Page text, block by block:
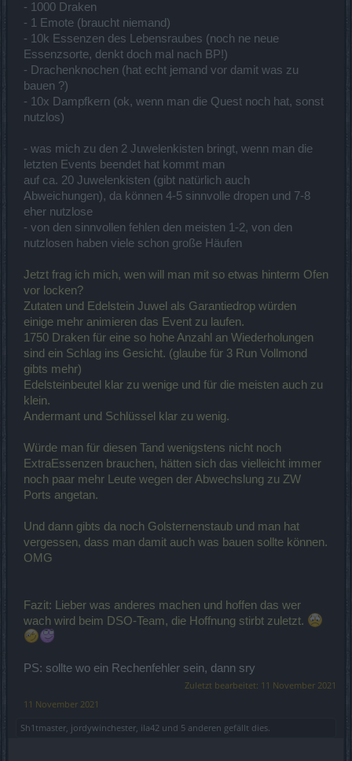
- 1000 Draken
- 1 Emote (braucht niemand)
- 10k Essenzen des Lebensraubes (noch ne neue
Essenzsorte, denkt doch mal nach BP!)
- Drachenknochen (hat echt jemand vor damit was zu
bauen ?)
- 10x Dampfkern (ok, wenn man die Quest noch hat, sonst
nutzlos)
- was mich zu den 2 Juwelenkisten bringt, wenn man die
letzten Events beendet hat kommt man
auf ca. 20 Juwelenkisten (gibt natürlich auch
Abweichungen), da können 4-5 sinnvolle dropen und 7-8
eher nutzlose
- von den sinnvollen fehlen den meisten 1-2, von den
nutzlosen haben viele schon große Häufen
Jetzt frag ich mich, wen will man mit so etwas hinterm Ofen
vor locken?
Zutaten und Edelstein Juwel als Garantiedrop würden
einige mehr animieren das Event zu laufen.
1750 Draken für eine so hohe Anzahl an Wiederholungen
sind ein Schlag ins Gesicht. (glaube für 3 Run Vollmond
gibts mehr)
Edelsteinbeutel klar zu wenige und für die meisten auch zu
klein.
Andermant und Schlüssel klar zu wenig.
Würde man für diesen Tand wenigstens nicht noch
ExtraEssenzen brauchen, hätten sich das vielleicht immer
noch paar mehr Leute wegen der Abwechslung zu ZW
Ports angetan.
Und dann gibts da noch Golsternenstaub und man hat
vergessen, dass man damit auch was bauen sollte können.
OMG
Fazit: Lieber was anderes machen und hoffen das wer
wach wird beim DSO-Team, die Hoffnung stirbt zuletzt.
PS: sollte wo ein Rechenfehler sein, dann sry
Zuletzt bearbeitet: 11 November 2021
11 November 2021
Sh1tmaster, jordywinchester, ila42 und 5 anderen gefällt dies.